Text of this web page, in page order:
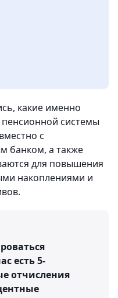
какие именно
системы
с
банком, а также
для повышения
накоплениями и
есть 5-
отчисления